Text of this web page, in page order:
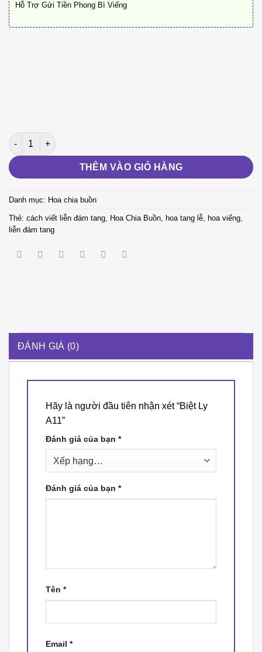
Hỗ Trợ Gửi Tiền Phong Bì Viếng
Biệt Ly A11 số lượng
THÊM VÀO GIỎ HÀNG
Danh mục: Hoa chia buồn
Thẻ: cách viết liễn đám tang Hoa Chia Buồn hoa tang lễ hoa viếng
liễn đám tang
ĐÁNH GIÁ (0)
Hãy là người đầu tiên nhận xét “Biệt Ly
A11”
Đánh giá của bạn *
Đánh giá của bạn *
Tên *
Email *